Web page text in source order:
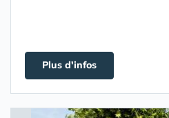
Plus d'infos